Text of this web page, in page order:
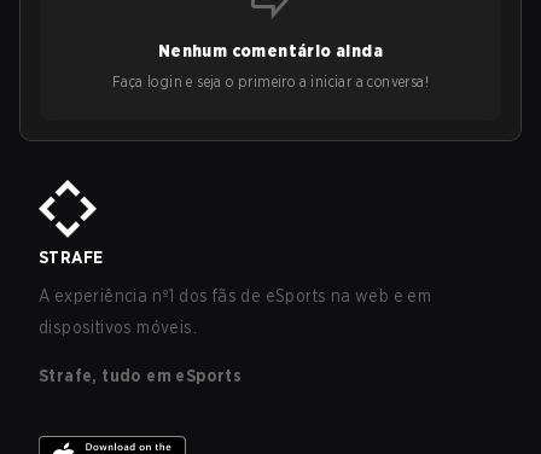
Nenhum comentário ainda
Faça login e seja o primeiro a iniciar a conversa!
STRAFE
A experiência nº1 dos fãs de eSports na web e em
dispositivos móveis.
Strafe, tudo em eSports